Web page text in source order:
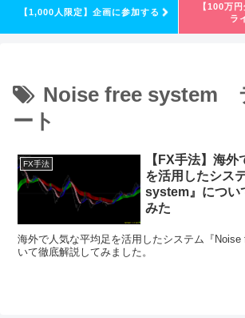
【1,000人限定】企画に参加する
【100万
ラ
Noise free system
ート
FX手法
【FX手法】海外
を活用したシス
system』につい
みた
海外で人気な平均足を活用したシステム『
いて徹底解説してみました。